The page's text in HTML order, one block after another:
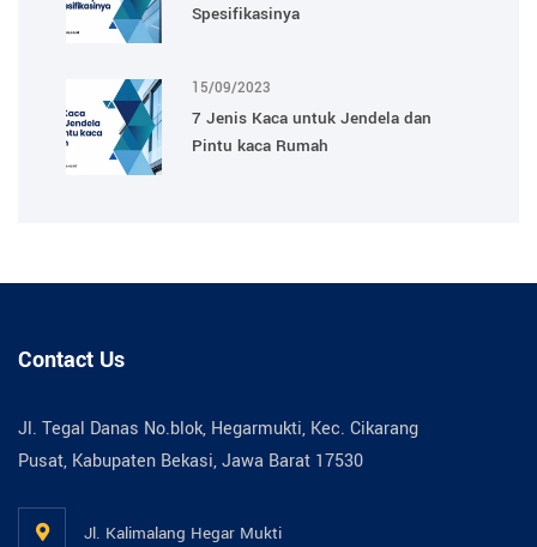
Spesifikasinya
15/09/2023
7 Jenis Kaca untuk Jendela dan
Pintu kaca Rumah
Contact Us
Jl. Tegal Danas No.blok, Hegarmukti, Kec. Cikarang
Pusat, Kabupaten Bekasi, Jawa Barat 17530
Jl. Kalimalang Hegar Mukti